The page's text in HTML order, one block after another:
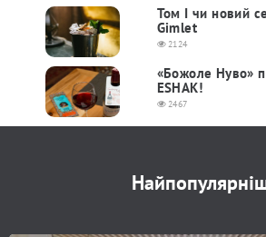
Том I чи новий
Gimlet
2124
«Божоле Нуво»
ESHAK!
2467